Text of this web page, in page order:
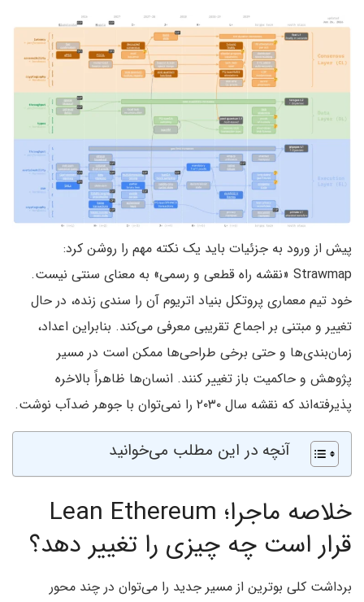
پیش از ورود به جزئیات باید یک نکته مهم را روشن کرد:
Strawmap «نقشه راه قطعی و رسمی» به معنای سنتی نیست.
خود تیم معماری پروتکل بنیاد اتریوم آن را سندی زنده، در حال
تغییر و مبتنی بر اجماع تقریبی معرفی می‌کند. بنابراین اعداد،
زمان‌بندی‌ها و حتی برخی طراحی‌ها ممکن است در مسیر
پژوهش و حاکمیت باز تغییر کنند. انسان‌ها ظاهراً بالاخره
پذیرفته‌اند که نقشه سال ۲۰۳۰ را نمی‌توان با جوهر ضدآب نوشت.
آنچه در این مطلب می‌خوانید
خلاصه ماجرا؛ Lean Ethereum
قرار است چه چیزی را تغییر دهد؟
برداشت کلی بوترین از مسیر جدید را می‌توان در چند محور